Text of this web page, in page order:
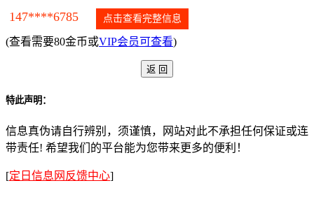
147****6785 点击查看完整信息
(查看需要80金币或VIP会员可查看)
特此声明：
信息真伪请自行辨别，须谨慎，网站对此不承担任何保证或连
带责任! 希望我们的平台能为您带来更多的便利！
[定日信息网反馈中心]